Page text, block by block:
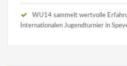
WU14 sammelt wertvolle
Internationalen Jugendturnier in